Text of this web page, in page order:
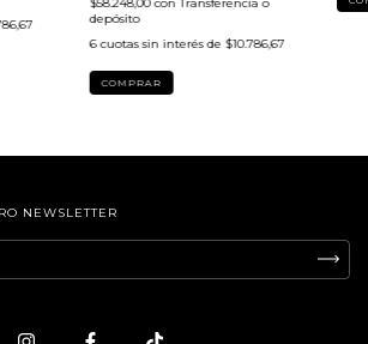
depósito
6 cuotas sin interés de $10.786,67
COMPRAR
NEWSLETTER